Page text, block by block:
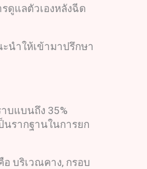
ดูแลตัวเองหลังฉีด
นำให้เข้ามาปรึกษา
บแบนถึง 35%
รากฐานในการยก
บริเวณคาง, กรอบ